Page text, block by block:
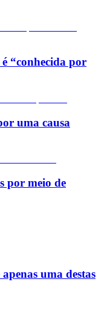
“conhecida por
uma causa
por meio de
uma destas